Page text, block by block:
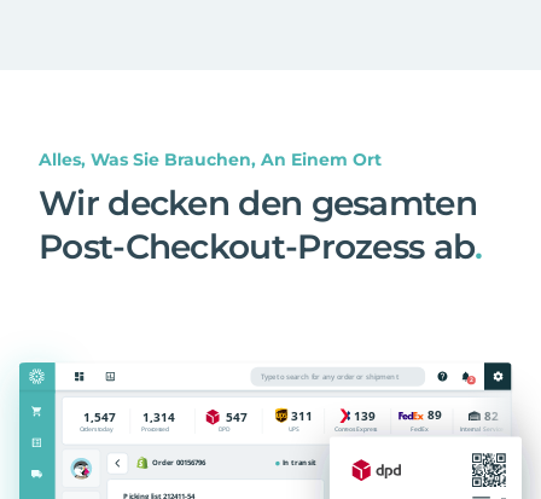
Alles, Was Sie Brauchen, An Einem Ort
Wir decken den gesamten
Post-Checkout-Prozess ab.